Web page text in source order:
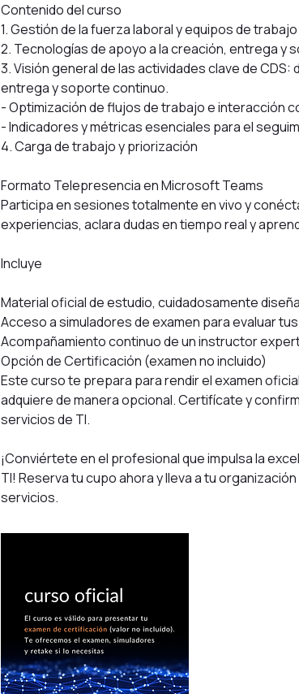
Contenido del curso
1. Gestión de la fuerza laboral y equipos de trabajo
2. Tecnologías de apoyo a la creación, entrega y
3. Visión general de las actividades clave de
entrega y soporte continuo.
- Optimización de flujos de trabajo e interacción
- Indicadores y métricas esenciales para el
4. Carga de trabajo y priorización
Formato Telepresencia en Microsoft Teams
Participa en sesiones totalmente en vivo y
experiencias, aclara dudas en tiempo real y
Incluye
Material oficial de estudio, cuidadosamente
Acceso a simuladores de examen para evaluar
Acompañamiento continuo de un instructor
Opción de Certificación (examen no incluido)
Este curso te prepara para rendir el examen
adquiere de manera opcional. Certifícate y
servicios de TI.
¡Conviértete en el profesional que impulsa la
TI! Reserva tu cupo ahora y lleva a tu
servicios.